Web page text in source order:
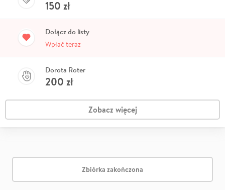
150 zł
Dołącz do listy
Wpłać teraz
Dorota Roter
200 zł
Zobacz więcej
Zbiórka zakończona